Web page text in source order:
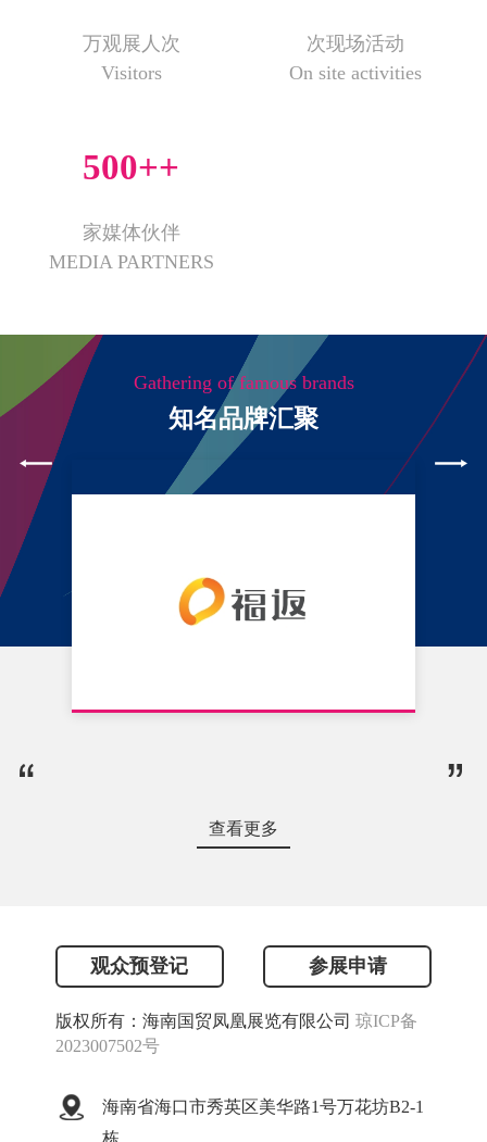
万观展人次
Visitors
次现场活动
On site activities
500++
家媒体伙伴
MEDIA PARTNERS
Gathering of famous brands
知名品牌汇聚
查看更多
观众预登记 参展申请
版权所有：海南国贸凤凰展览有限公司 琼ICP备
2023007502号
海南省海口市秀英区美华路1号万花坊B2-1
栋